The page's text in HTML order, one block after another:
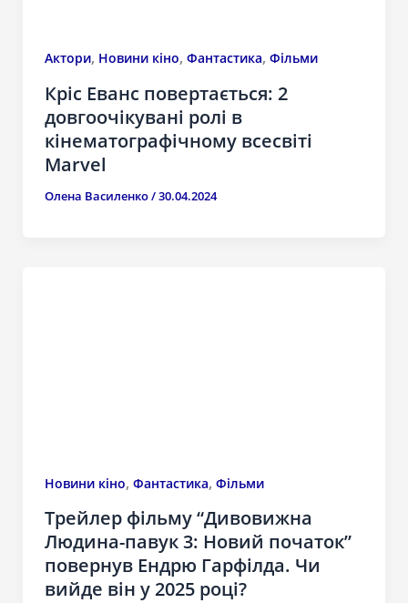
Актори, Новини кіно, Фантастика, Фільми
Кріс Еванс повертається: 2
довгоочікувані ролі в
кінематографічному всесвіті
Marvel
Олена Василенко/30.04.2024
Новини кіно, Фантастика, Фільми
Трейлер фільму “Дивовижна
Людина-павук 3: Новий початок”
повернув Ендрю Гарфілда. Чи
вийде він у 2025 році?